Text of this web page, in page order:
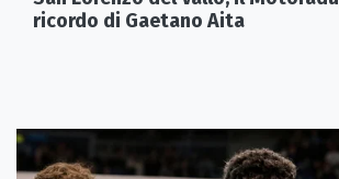
ricordo di Gaetano Aita